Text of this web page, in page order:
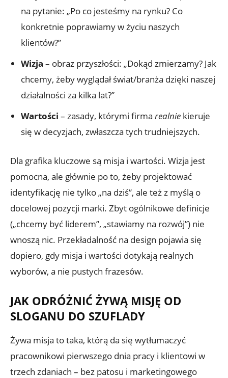
na pytanie: „Po co jesteśmy na rynku? Co
konkretnie poprawiamy w życiu naszych
klientów?”
Wizja – obraz przyszłości: „Dokąd zmierzamy? Jak
chcemy, żeby wyglądał świat/branża dzięki naszej
działalności za kilka lat?”
Wartości – zasady, którymi firma realnie kieruje
się w decyzjach, zwłaszcza tych trudniejszych.
Dla grafika kluczowe są misja i wartości. Wizja jest
pomocna, ale głównie po to, żeby projektować
identyfikację nie tylko „na dziś”, ale też z myślą o
docelowej pozycji marki. Zbyt ogólnikowe definicje
(„chcemy być liderem”, „stawiamy na rozwój”) nie
wnoszą nic. Przekładalność na design pojawia się
dopiero, gdy misja i wartości dotykają realnych
wyborów, a nie pustych frazesów.
JAK ODRÓŻNIĆ ŻYWĄ MISJĘ OD
SLOGANU DO SZUFLADY
Żywa misja to taka, którą da się wytłumaczyć
pracownikowi pierwszego dnia pracy i klientowi w
trzech zdaniach – bez patosu i marketingowego